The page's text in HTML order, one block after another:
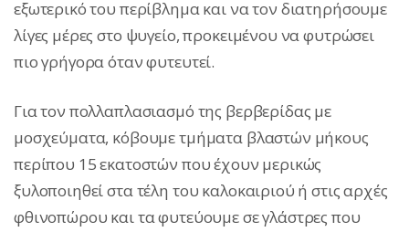
εξωτερικό του περίβλημα και να τον διατηρήσουμε
λίγες μέρες στο ψυγείο, προκειμένου να φυτρώσει
πιο γρήγορα όταν φυτευτεί.
Για τον πολλαπλασιασμό της βερβερίδας με
μοσχεύματα, κόβουμε τμήματα βλαστών μήκους
περίπου 15 εκατοστών που έχουν μερικώς
ξυλοποιηθεί στα τέλη του καλοκαιριού ή στις αρχές
φθινοπώρου και τα φυτεύουμε σε γλάστρες που